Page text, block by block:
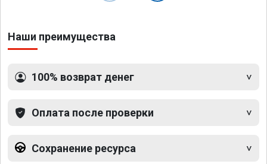
Наши преимущества
100% возврат денег
Оплата после проверки
Сохранение ресурса